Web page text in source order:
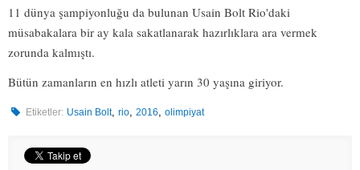
11 dünya şampiyonluğu da bulunan Usain Bolt Rio'daki
müsabakalara bir ay kala sakatlanarak hazırlıklara ara vermek
zorunda kalmıştı.
Bütün zamanların en hızlı atleti yarın 30 yaşına giriyor.
Etiketler: Usain Bolt,rio ,2016 ,olimpiyat